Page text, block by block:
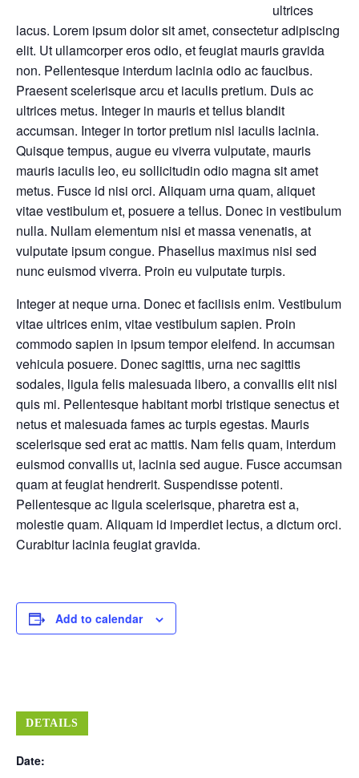
ultrices
lacus. Lorem ipsum dolor sit amet, consectetur adipiscing
elit. Ut ullamcorper eros odio, et feugiat mauris gravida
non. Pellentesque interdum lacinia odio ac faucibus.
Praesent scelerisque arcu et iaculis pretium. Duis ac
ultrices metus. Integer in mauris et tellus blandit
accumsan. Integer in tortor pretium nisl iaculis lacinia.
Quisque tempus, augue eu viverra vulputate, mauris
mauris iaculis leo, eu sollicitudin odio magna sit amet
metus. Fusce id nisi orci. Aliquam urna quam, aliquet
vitae vestibulum et, posuere a tellus. Donec in vestibulum
nulla. Nullam elementum nisi et massa venenatis, at
vulputate ipsum congue. Phasellus maximus nisi sed
nunc euismod viverra. Proin eu vulputate turpis.
Integer at neque urna. Donec et facilisis enim. Vestibulum
vitae ultrices enim, vitae vestibulum sapien. Proin
commodo sapien in ipsum tempor eleifend. In accumsan
vehicula posuere. Donec sagittis, urna nec sagittis
sodales, ligula felis malesuada libero, a convallis elit nisl
quis mi. Pellentesque habitant morbi tristique senectus et
netus et malesuada fames ac turpis egestas. Mauris
scelerisque sed erat ac mattis. Nam felis quam, interdum
euismod convallis ut, lacinia sed augue. Fusce accumsan
quam at feugiat hendrerit. Suspendisse potenti.
Pellentesque ac ligula scelerisque, pharetra est a,
molestie quam. Aliquam id imperdiet lectus, a dictum orci.
Curabitur lacinia feugiat gravida.
Add to calendar
DETAILS
Date: